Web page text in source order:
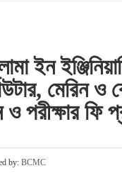
ইন
মেরিন
পরীক্ষার ফি
by: BCMC